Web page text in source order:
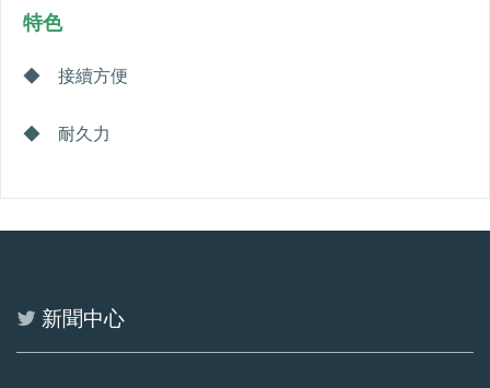
特色
◆ 接續方便
◆ 耐久力
新聞中心